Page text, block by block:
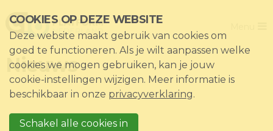
links
over
Direct
naar
het
Direct
Nieuws
Home
De vereniging
Thema's
Impact
COOKIES OP DEZE WEBSITE
Deze website maakt gebruik van cookies om
goed te functioneren. Als je wilt aanpassen welke
cookies we mogen gebruiken, kan je jouw
cookie-instellingen wijzigen. Meer informatie is
beschikbaar in onze privacyverklaring.
Schakel alle cookies in